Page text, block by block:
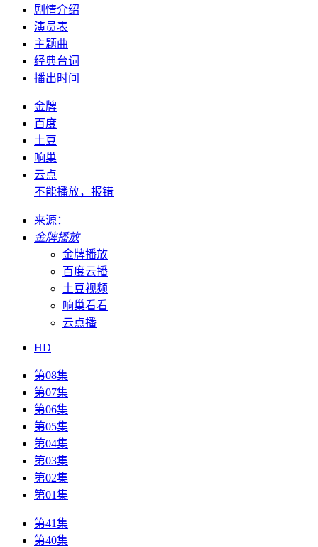
剧情介绍
演员表
主题曲
经典台词
播出时间
金牌
百度
土豆
响巢
云点
不能播放，报错
来源：
金牌播放
金牌播放
百度云播
土豆视频
响巢看看
云点播
HD
第08集
第07集
第06集
第05集
第04集
第03集
第02集
第01集
第41集
第40集